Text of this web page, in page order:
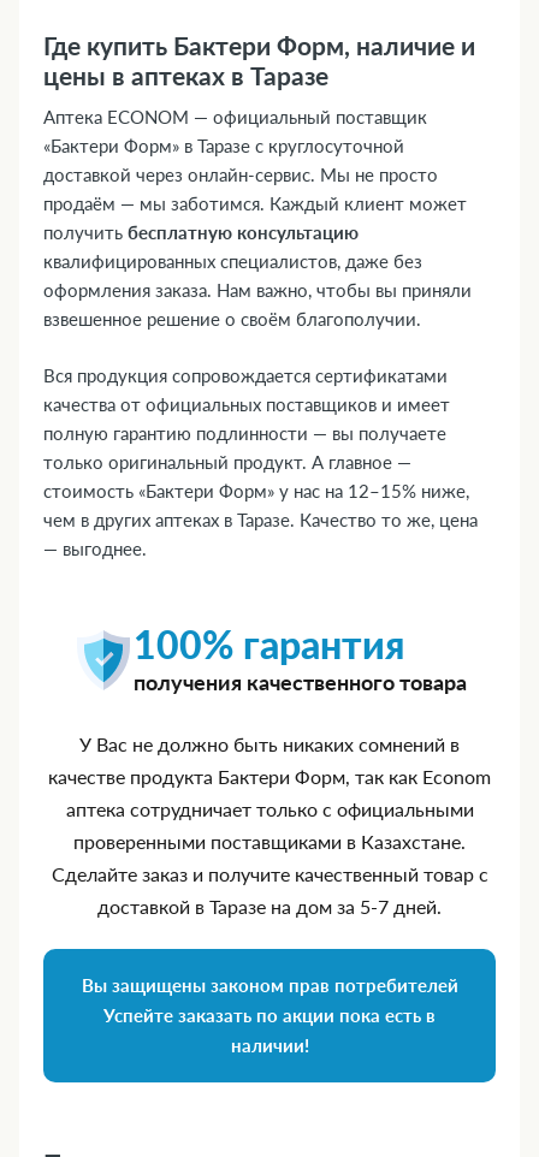
Где купить Бактери Форм, наличие и
цены в аптеках в Таразе
Аптека ECONOM — официальный поставщик
«Бактери Форм» в Таразе с круглосуточной
доставкой через онлайн-сервис. Мы не просто
продаём — мы заботимся. Каждый клиент может
получить бесплатную консультацию
квалифицированных специалистов, даже без
оформления заказа. Нам важно, чтобы вы приняли
взвешенное решение о своём благополучии.
Вся продукция сопровождается сертификатами
качества от официальных поставщиков и имеет
полную гарантию подлинности — вы получаете
только оригинальный продукт. А главное —
стоимость «Бактери Форм» у нас на 12–15% ниже,
чем в других аптеках в Таразе. Качество то же, цена
— выгоднее.
100% гарантия
получения качественного товара
У Вас не должно быть никаких сомнений в
качестве продукта Бактери Форм, так как Econom
аптека сотрудничает только с официальными
проверенными поставщиками в Казахстане.
Сделайте заказ и получите качественный товар с
доставкой в Таразе на дом за 5‑7 дней.
Вы защищены законом прав потребителей
Успейте заказать по акции пока есть в
наличии!